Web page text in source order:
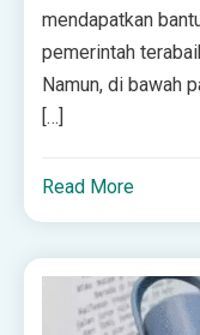
mendapatkan
pemerintah
Namun, di bawah
[…]
Read More